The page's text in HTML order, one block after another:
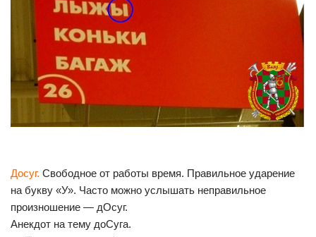
Досуг. Свободное от работы время. Правильное ударение
на букву «У». Часто можно услышать неправильное
произношение — дОсуг.
Анекдот на тему доСуга.